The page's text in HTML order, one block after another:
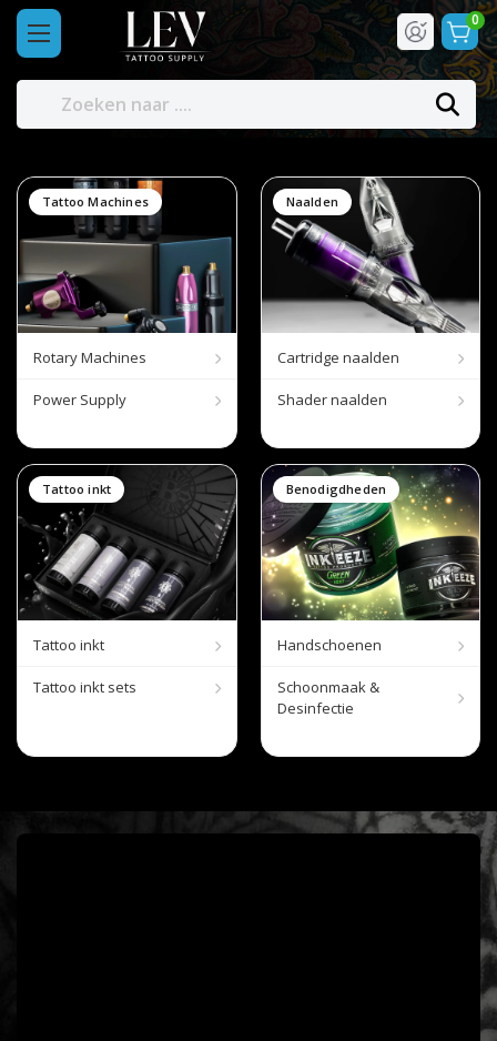
0
Tattoo Machines
Rotary Machines
Power Supply
Naalden
Cartridge naalden
Shader naalden
Tattoo inkt
Tattoo inkt
Tattoo inkt sets
Benodigdheden
Handschoenen
Schoonmaak &
Desinfectie